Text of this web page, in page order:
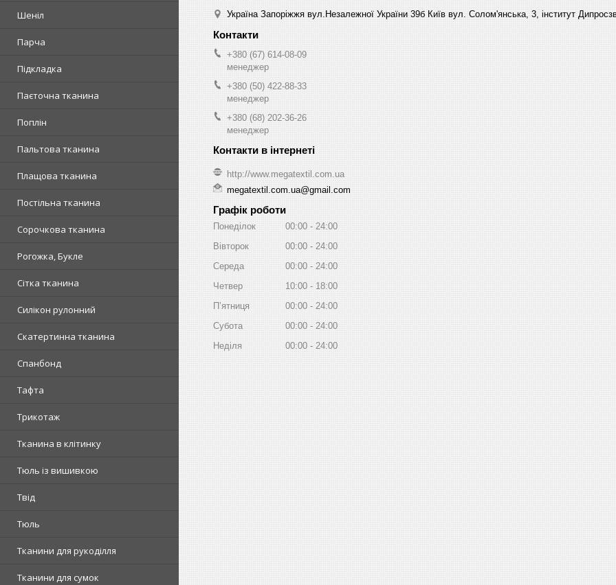
Шеніл
Парча
Підкладка
Паєточна тканина
Поплін
Пальтова тканина
Плащова тканина
Постільна тканина
Сорочкова тканина
Рогожка, Букле
Сітка тканина
Силікон рулонний
Скатертинна тканина
Спанбонд
Тафта
Трикотаж
Тканина в клітинку
Тюль із вишивкою
Твід
Тюль
Тканини для рукоділля
Тканини для сумок
Україна Запоріжжя вул.Незалежної України 39б Київ вул. Солом'янська, 3, інститут
+380 (67) 614-08-09
менеджер
+380 (50) 422-88-33
менеджер
+380 (68) 202-36-26
менеджер
http://www.megatextil.com.ua
megatextil.com.ua@gmail.com
Графік роботи
Понеділок 00:00
24:00
Вівторок
00:00
24:00
Середа
00:00
24:00
Четвер
10:00
18:00
Пʼятниця
00:00
24:00
Субота
00:00
24:00
Неділя
00:00 24:00